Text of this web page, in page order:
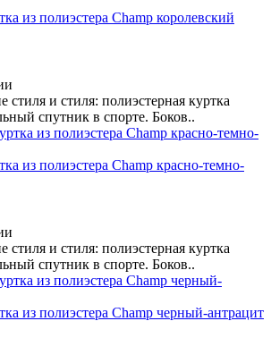
из полиэстера Champ королевский
стиля и стиля: полиэстерная куртка
спутник в спорте. Боков..
из полиэстера Champ красно-темно-
стиля и стиля: полиэстерная куртка
спутник в спорте. Боков..
из полиэстера Champ черный-антрацит